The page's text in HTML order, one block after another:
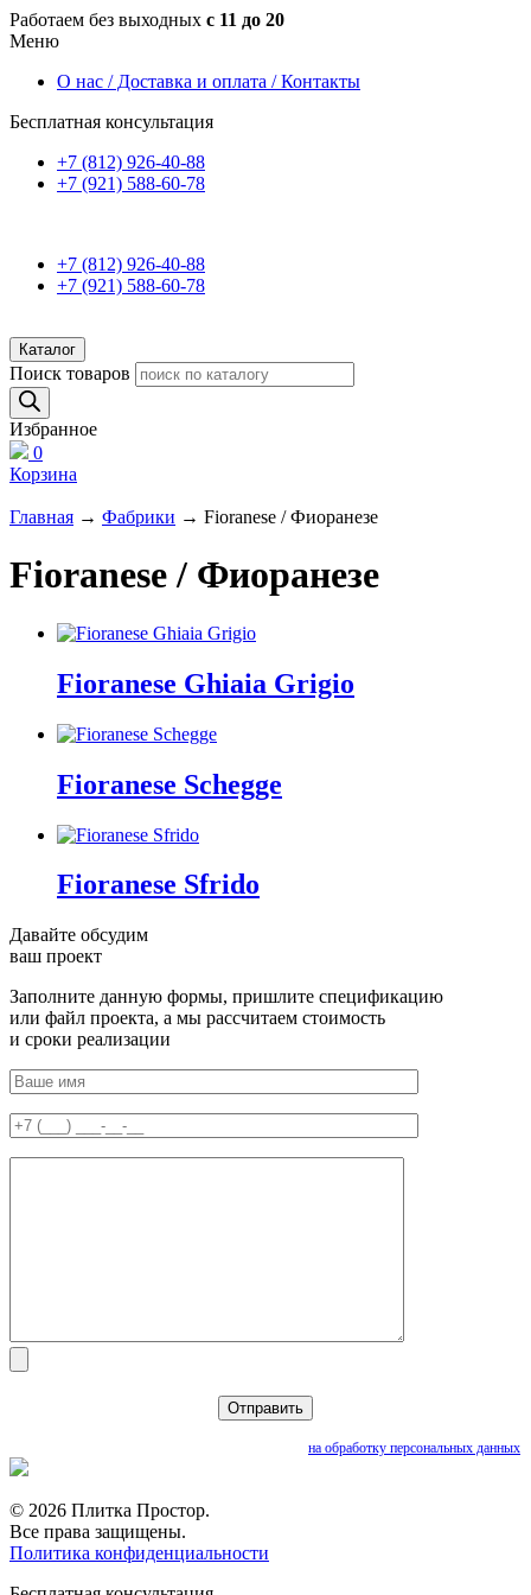
Работаем без выходных с 11 до 20
Меню
О нас / Доставка и оплата / Контакты
Бесплатная консультация
+7 (812) 926-40-88
+7 (921) 588-60-78
+7 (812) 926-40-88
+7 (921) 588-60-78
Каталог
Поиск товаров
Избранное
0
Корзина
Главная → Фабрики → Fioranese / Фиоранезе
Fioranese / Фиоранезе
Fioranese Ghiaia Grigio
Fioranese Schegge
Fioranese Sfrido
Давайте обсудим
ваш проект
Заполните данную формы, пришлите спецификацию
или файл проекта, а мы рассчитаем стоимость
и сроки реализации
на обработку персональных данных
© 2026 Плитка Простор.
Все права защищены.
Политика конфиденциальности